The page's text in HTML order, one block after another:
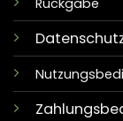
Rückgabe